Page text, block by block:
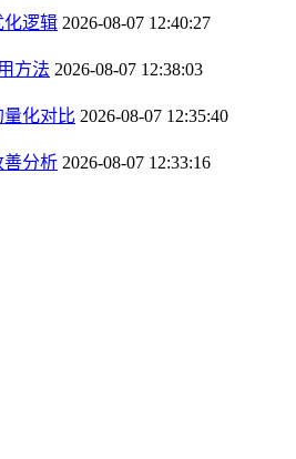
化逻辑 2026-08-07 12:40:27
方法 2026-08-07 12:38:03
化对比 2026-08-07 12:35:40
善分析 2026-08-07 12:33:16